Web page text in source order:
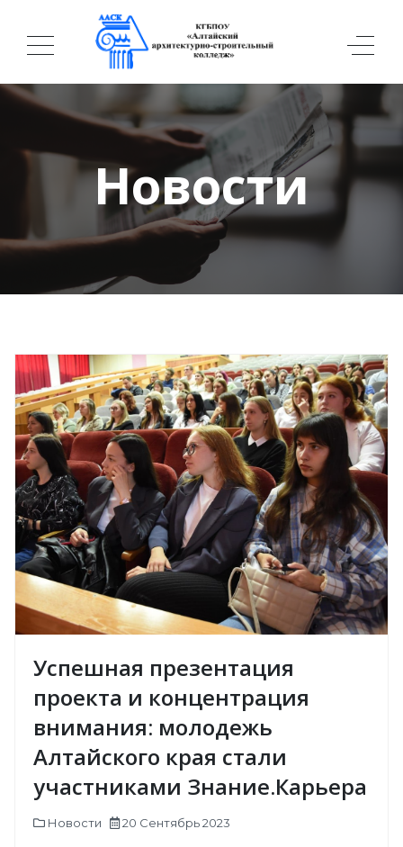
Новости
Успешная презентация
проекта и концентрация
внимания: молодежь
Алтайского края стали
участниками Знание.Карьера
Новости 20 Сентябрь 2023